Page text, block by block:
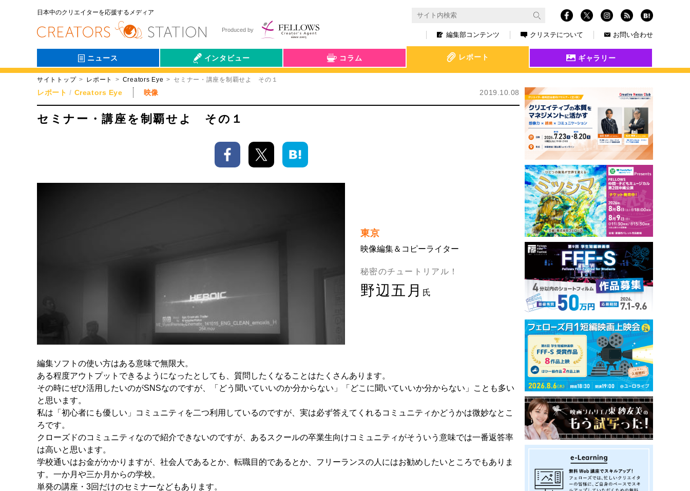
日本中のクリエイターを応援するメディア
編集部コンテンツ クリステについて お問い合わせ
Produced by
ニュース インタビュー
会社伝
コラム レポート ギャラリー
サイトトップ レポート Creators Eye セミナー・講座を制覇せよ その１
レポート Creators Eye 映像 2019.10.08
セミナー・講座を制覇せよ その１
東京
映像編集＆コピーライター
秘密のチュートリアル！
野辺五月 氏
編集ソフトの使い方はある意味で無限大。
ある程度アウトプットできるようになったとしても、質問したくなることはたくさんあります。
その時にぜひ活用したいのがSNSなのですが、「どう聞いていいのか分からない」「どこに聞いていいか分からない」ことも多い
と思います。
私は「初心者にも優しい」コミュニティを二つ利用しているのですが、実は必ず答えてくれるコミュニティかどうかは微妙なとこ
ろです。
クローズドのコミュニティなので紹介できないのですが、あるスクールの卒業生向けコミュニティがそういう意味では一番返答率
は高いと思います。
学校通いはお金がかかりますが、社会人であるとか、転職目的であるとか、フリーランスの人にはお勧めしたいところでもありま
す。一か月や三か月からの学校。
単発の講座・3回だけのセミナーなどもあります。